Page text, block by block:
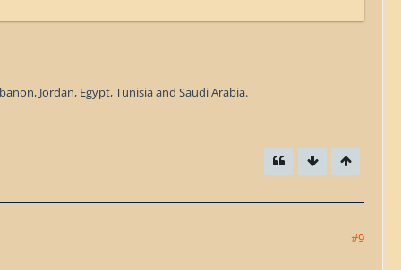
Jordan, Egypt, Tunisia and Saudi Arabia.
#9